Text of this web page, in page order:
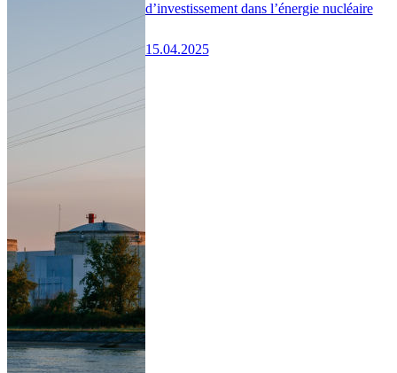
d’investissement dans l’énergie nucléaire
15.04.2025